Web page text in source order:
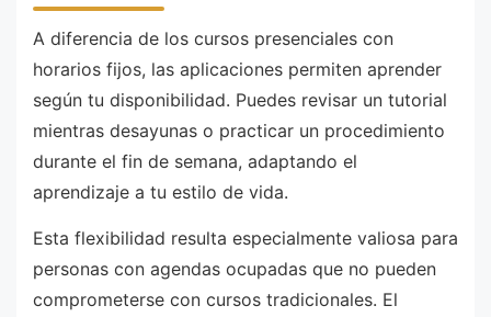
A diferencia de los cursos presenciales con
horarios fijos, las aplicaciones permiten aprender
según tu disponibilidad. Puedes revisar un tutorial
mientras desayunas o practicar un procedimiento
durante el fin de semana, adaptando el
aprendizaje a tu estilo de vida.
Esta flexibilidad resulta especialmente valiosa para
personas con agendas ocupadas que no pueden
comprometerse con cursos tradicionales. El